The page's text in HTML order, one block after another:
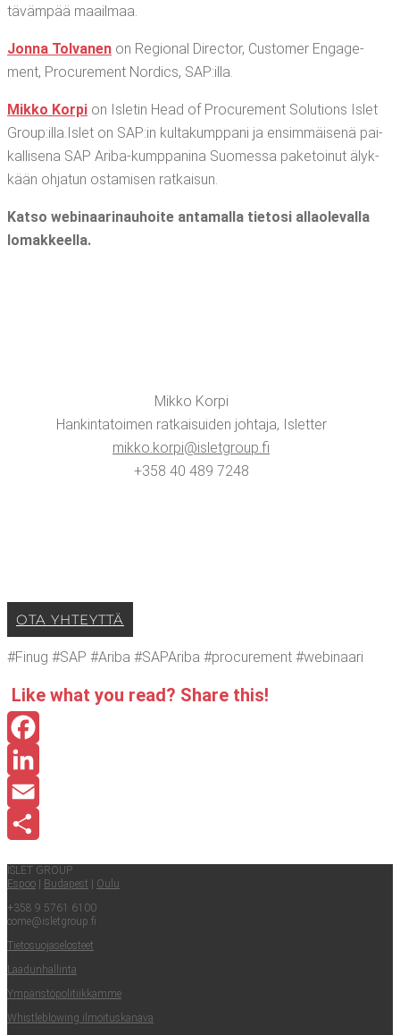
tä­väm­pää maailmaa.
Jon­na Tol­va­nen on Regio­nal Direc­tor, Cus­to­mer Enga­ge­
ment, Procu­re­ment Nor­dics, SAP:illa.
Mik­ko Kor­pi on Isle­tin Head of Procu­re­ment Solu­tions Islet
Group:illa.Islet on SAP:in kul­ta­kump­pa­ni ja ensim­mäi­se­nä pai­
kal­li­se­na SAP Ari­ba-kump­pa­ni­na Suo­mes­sa pake­toi­nut älyk­
kään ohja­tun osta­mi­sen ratkaisun.
Kat­so webi­naa­ri­nau­hoi­te anta­mal­la tie­to­si allao­le­val­la
lomakkeella.
Mik­ko Kor­pi
Han­kin­ta­toi­men rat­kai­sui­den joh­ta­ja, Islet­ter
mikko.​korpi@​isletgroup.​fi
+358 40 489 7248
OTA YHTEYT­TÄ
#Finug #SAP #Ari­ba #SAPA­ri­ba #procu­re­ment #webi­naa­ri
Like what you read? Sha­re this!
Facebook
LinkedIn
Email
ISLET GROUP
Espoo
Buda­pest
Oulu
+358 9 5761 6100
come@​isletgroup.​fi
Tie­to­suo­ja­se­los­teet
Laa­dun­hal­lin­ta
Ympä­ris­tö­po­li­tiik­kam­me
Whist­le­blowing ilmoituskanava